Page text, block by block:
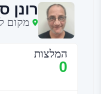
רונן
מקום
המלצות
0